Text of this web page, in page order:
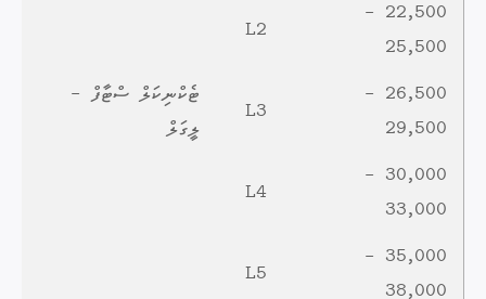
ޓެކްނިކަލް ސްޓާފް -
ލީގަލް
22,500 -
25,500
L2
26,500 -
29,500
L3
30,000 -
33,000
L4
35,000 -
38,000
L5